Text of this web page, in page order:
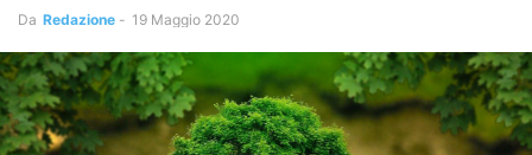
Da Redazione - 19 Maggio 2020